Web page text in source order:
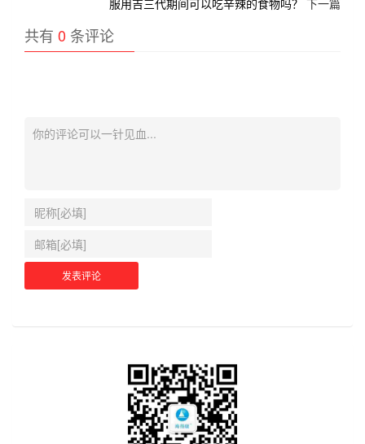
服用吉三代期间可以吃辛辣的食物吗？ 下一篇
共有 0 条评论